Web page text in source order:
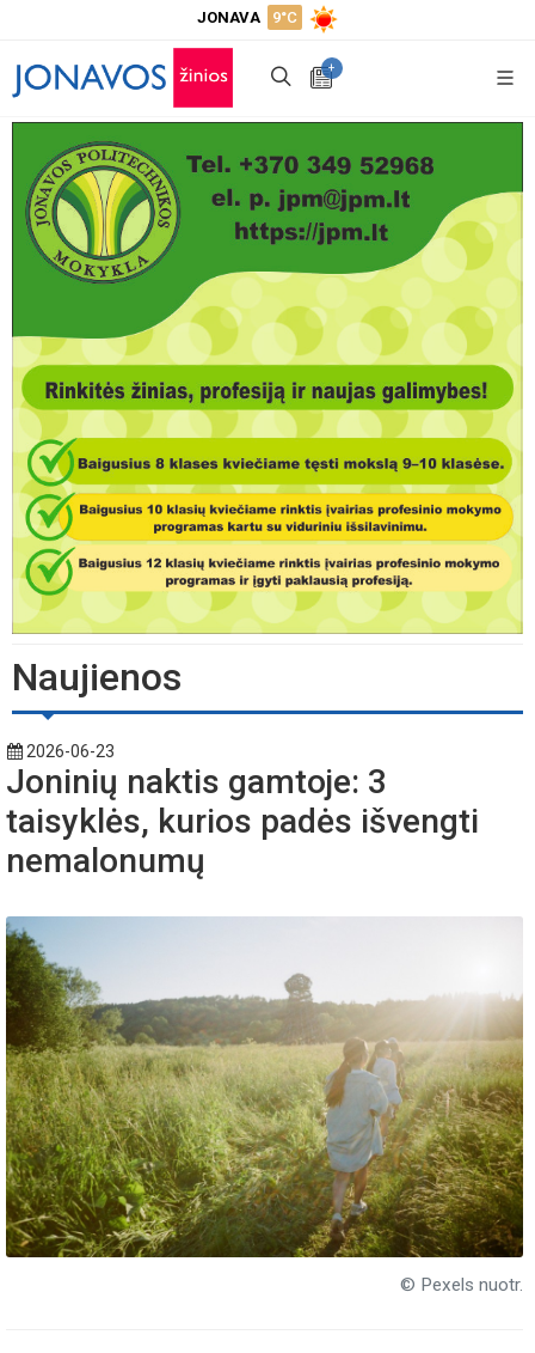
JONAVA 9°C
+
Naujienos
2026-06-23
Joninių naktis gamtoje: 3
taisyklės, kurios padės išvengti
nemalonumų
© Pexels nuotr.